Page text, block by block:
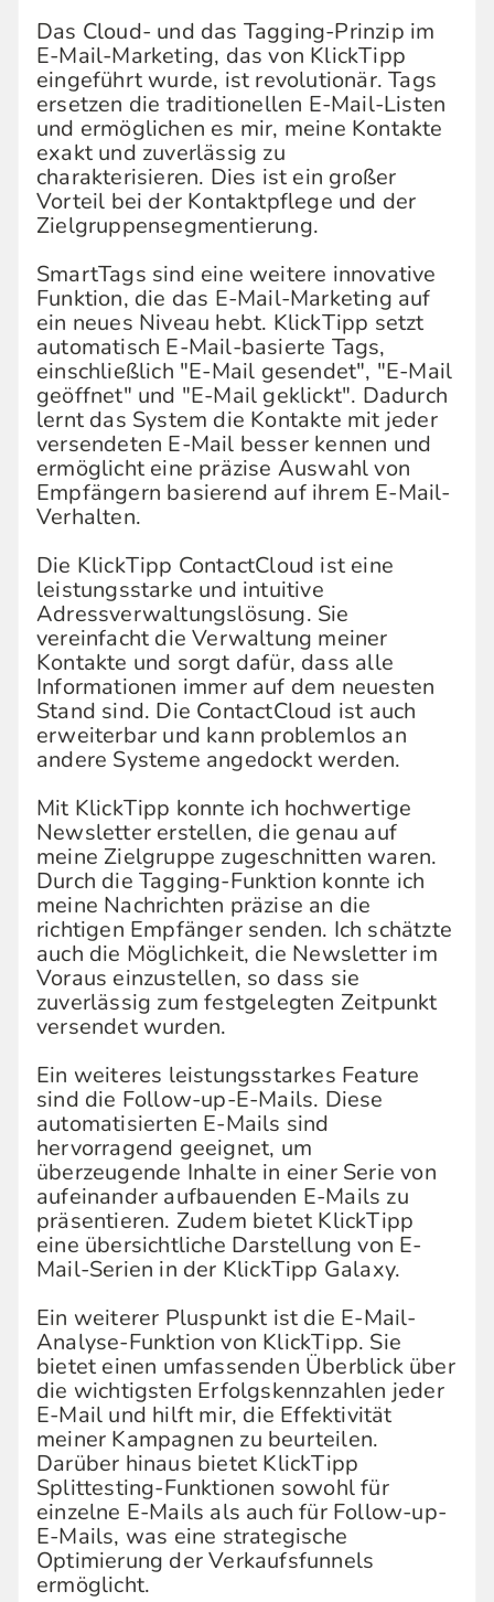
Das Cloud- und das Tagging-Prinzip im
E-Mail-Marketing, das von KlickTipp
eingeführt wurde, ist revolutionär. Tags
ersetzen die traditionellen E-Mail-Listen
und ermöglichen es mir, meine Kontakte
exakt und zuverlässig zu
charakterisieren. Dies ist ein großer
Vorteil bei der Kontaktpflege und der
Zielgruppensegmentierung.
SmartTags sind eine weitere innovative
Funktion, die das E-Mail-Marketing auf
ein neues Niveau hebt. KlickTipp setzt
automatisch E-Mail-basierte Tags,
einschließlich "E-Mail gesendet", "E-Mail
geöffnet" und "E-Mail geklickt". Dadurch
lernt das System die Kontakte mit jeder
versendeten E-Mail besser kennen und
ermöglicht eine präzise Auswahl von
Empfängern basierend auf ihrem E-Mail-
Verhalten.
Die KlickTipp ContactCloud ist eine
leistungsstarke und intuitive
Adressverwaltungslösung. Sie
vereinfacht die Verwaltung meiner
Kontakte und sorgt dafür, dass alle
Informationen immer auf dem neuesten
Stand sind. Die ContactCloud ist auch
erweiterbar und kann problemlos an
andere Systeme angedockt werden.
Mit KlickTipp konnte ich hochwertige
Newsletter erstellen, die genau auf
meine Zielgruppe zugeschnitten waren.
Durch die Tagging-Funktion konnte ich
meine Nachrichten präzise an die
richtigen Empfänger senden. Ich schätzte
auch die Möglichkeit, die Newsletter im
Voraus einzustellen, so dass sie
zuverlässig zum festgelegten Zeitpunkt
versendet wurden.
Ein weiteres leistungsstarkes Feature
sind die Follow-up-E-Mails. Diese
automatisierten E-Mails sind
hervorragend geeignet, um
überzeugende Inhalte in einer Serie von
aufeinander aufbauenden E-Mails zu
präsentieren. Zudem bietet KlickTipp
eine übersichtliche Darstellung von E-
Mail-Serien in der KlickTipp Galaxy.
Ein weiterer Pluspunkt ist die E-Mail-
Analyse-Funktion von KlickTipp. Sie
bietet einen umfassenden Überblick über
die wichtigsten Erfolgskennzahlen jeder
E-Mail und hilft mir, die Effektivität
meiner Kampagnen zu beurteilen.
Darüber hinaus bietet KlickTipp
Splittesting-Funktionen sowohl für
einzelne E-Mails als auch für Follow-up-
E-Mails, was eine strategische
Optimierung der Verkaufsfunnels
ermöglicht.